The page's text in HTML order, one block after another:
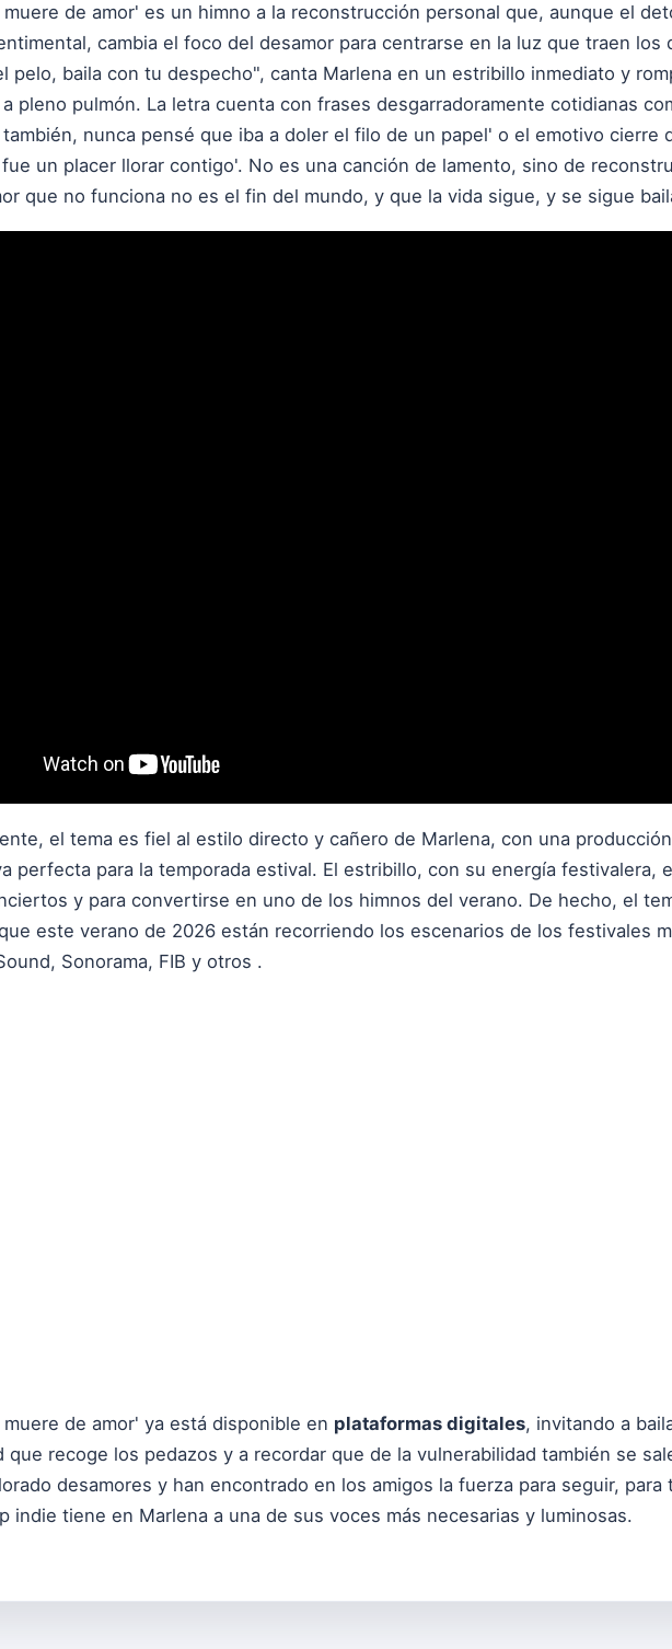
de amor' es un himno a la reconstrucción personal que, aunque el
cambia el foco del desamor para centrarse en la luz que traen
pelo, baila con tu despecho", canta Marlena en un estribillo inmediato y
pleno pulmón. La letra cuenta con frases desgarradoramente cotidianas
nunca pensé que iba a doler el filo de un papel' o el emotivo cierre
un placer llorar contigo'. No es una canción de lamento, sino de
que no funciona no es el fin del mundo, y que la vida sigue, y se sigue
el tema es fiel al estilo directo y cañero de Marlena, con una
perfecta para la temporada estival. El estribillo, con su energía festivalera,
y para convertirse en uno de los himnos del verano. De hecho, el
este verano de 2026 están recorriendo los escenarios de los festivales
Sonorama, FIB y otros .
de amor' ya está disponible en plataformas digitales, invitando a
que recoge los pedazos y a recordar que de la vulnerabilidad también se
desamores y han encontrado en los amigos la fuerza para seguir,
indie tiene en Marlena a una de sus voces más necesarias y luminosas.